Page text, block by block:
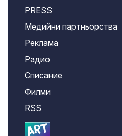
PRESS
Медийни партньорства
Реклама
Радио
Списание
Филми
RSS